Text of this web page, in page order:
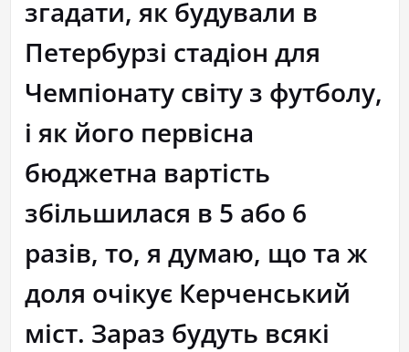
згадати, як будували в
Петербурзі стадіон для
Чемпіонату світу з футболу,
і як його первісна
бюджетна вартість
збільшилася в 5 або 6
разів, то, я думаю, що та ж
доля очікує Керченський
міст. Зараз будуть всякі